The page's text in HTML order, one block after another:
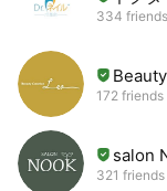
334 friends
172 friends
salon
321 friends